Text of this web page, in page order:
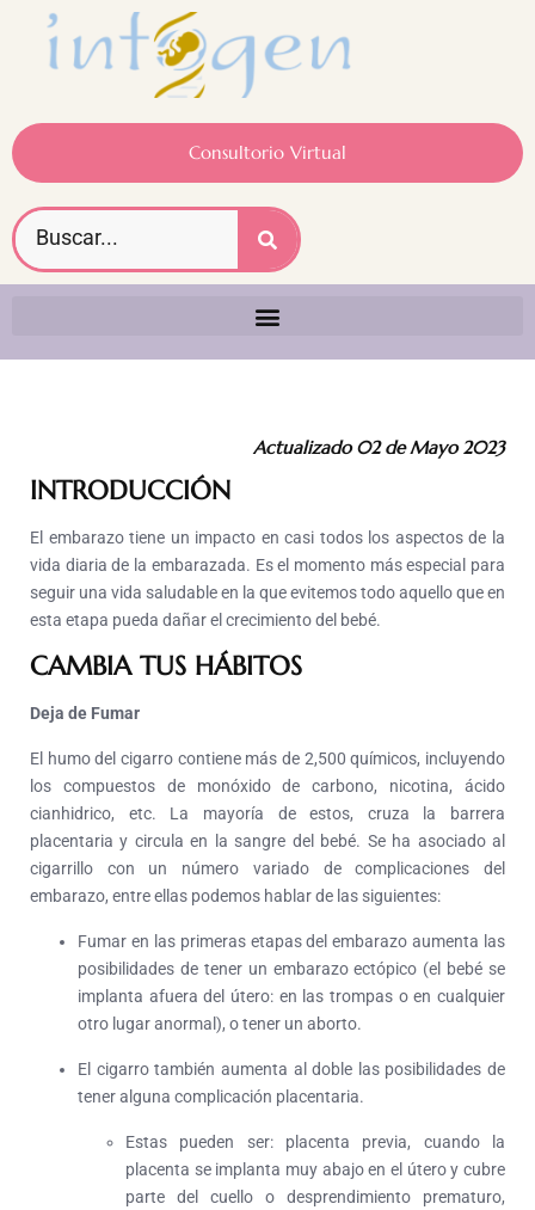
Consultorio Virtual
Actualizado 02 de Mayo 2023
INTRODUCCIÓN
El embarazo tiene un impacto en casi todos los aspectos de la
vida diaria de la embarazada. Es el momento más especial para
seguir una vida saludable en la que evitemos todo aquello que en
esta etapa pueda dañar el crecimiento del bebé.
CAMBIA TUS HÁBITOS
Deja de Fumar
El humo del cigarro contiene más de 2,500 químicos, incluyendo
los compuestos de monóxido de carbono, nicotina, ácido
cianhidrico, etc. La mayoría de estos, cruza la barrera
placentaria y circula en la sangre del bebé. Se ha asociado al
cigarrillo con un número variado de complicaciones del
embarazo, entre ellas podemos hablar de las siguientes:
Fumar en las primeras etapas del embarazo aumenta las
posibilidades de tener un embarazo ectópico (el bebé se
implanta afuera del útero: en las trompas o en cualquier
otro lugar anormal), o tener un aborto.
El cigarro también aumenta al doble las posibilidades de
tener alguna complicación placentaria.
Estas pueden ser: placenta previa, cuando la
placenta se implanta muy abajo en el útero y cubre
parte del cuello o desprendimiento prematuro,